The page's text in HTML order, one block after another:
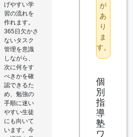
げやすい学
習の流れを
作れます。
365日欠かさ
ないタスク
管理を意識
しながら、
次に何をす
べきかを確
認できるた
め、勉強の
手順に迷い
やすい生徒
にも向いて
います。今
が
あ
り
ま
す。
個
別
指
導
塾
ワ